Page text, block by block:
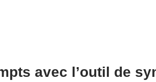
avec l’outil de